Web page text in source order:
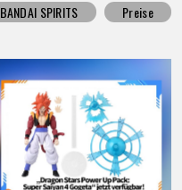
BANDAI SPIRITS Preise